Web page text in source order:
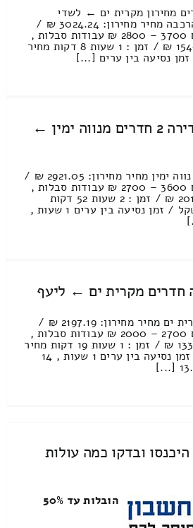
מחירון מקרית ים ← לשדי
תרומות כולל פירוק והרכבה מחיר מחירון: 3024.24 ₪ /
אלה שבטווח המחירים 3700 – 2800 ₪ עבודות סבלות ,
טעינה ופריקה : 1540.90 ₪ / זמן : 1 שעות 8 דקות מחיר
עלות הובלה של דירה 2 חדרים מנווה ימין ←
הובלת דירה 2 חדרים נווה ימין מחיר מחירון: 2921.05 ₪ /
אלה שבטווח המחירים 3600 – 2700 ₪ עבודות סבלות ,
טעינה ופריקה : 2019.49 ₪ / זמן : 2 שעות 52 דקות
מחיר נסיעה 816.48 שקל / זמן נסיעה בין ערים 1 שעות ,
חדרים מקרית ים ← ליעף
הובלת דירה חדרים קרית ים מחיר מחירון: 2197.19 ₪ /
אלה שבטווח המחירים 2700 – 2000 ₪ עבודות סבלות ,
טעינה ופריקה : 1334.07 ₪ / זמן : 1 שעות 19 דקות מחיר
נסיעה 794.16 שקל / זמן נסיעה בין ערים 1 שעות , 14
ובדקו כמה עולות
הובלות עד 50%